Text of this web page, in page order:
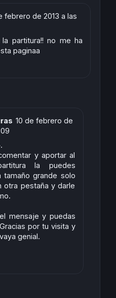
febrero de 2013 a las
partitura!! no me ha
paginaa
10 de febrero de
y aportar al
la puedes
tamaño grande solo
otra pestaña y darle
mensaje y puedas
por tu visita y
genial.